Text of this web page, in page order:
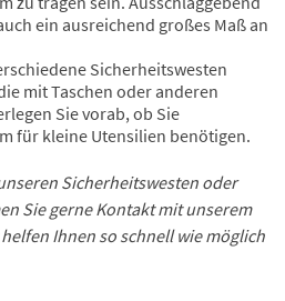
ein ausreichend großes Maß an
Sicherheitswesten
mit Taschen oder anderen
Sie vorab, ob Sie
für kleine Utensilien benötigen.
Sicherheitswesten oder
Sie gerne Kontakt mit unserem
Ihnen so schnell wie möglich